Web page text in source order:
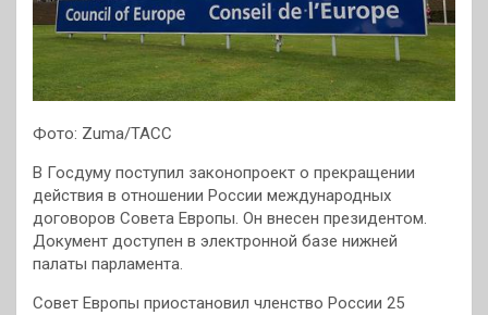
Фото: Zuma/ТАСС
В Госдуму поступил законопроект о прекращении
действия в отношении России международных
договоров Совета Европы. Он внесен президентом.
Документ доступен в электронной базе нижней
палаты парламента.
Совет Европы приостановил членство России 25